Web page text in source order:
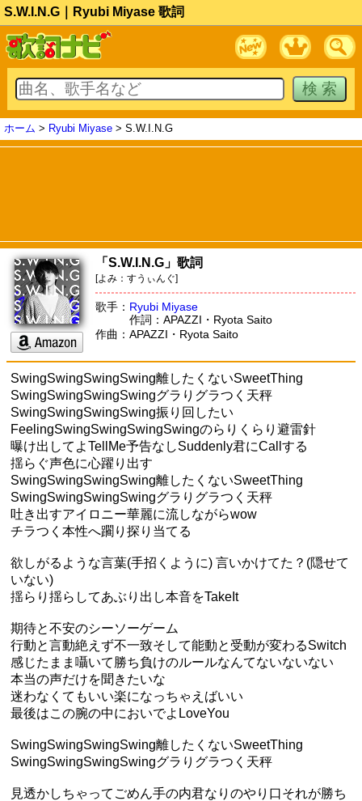
S.W.I.N.G｜Ryubi Miyase 歌詞
ホーム > Ryubi Miyase > S.W.I.N.G
「S.W.I.N.G」歌詞
[よみ：すうぃんぐ]
歌手： Ryubi Miyase
作詞：APAZZI・Ryota Saito
作曲：APAZZI・Ryota Saito
SwingSwingSwingSwing離したくないSweetThing
SwingSwingSwingSwingグラりグラつく天秤
SwingSwingSwingSwing振り回したい
FeelingSwingSwingSwingSwingのらりくらり避雷針
曝け出してよTellMe予告なしSuddenly君にCallする
揺らぐ声色に心躍り出す
SwingSwingSwingSwing離したくないSweetThing
SwingSwingSwingSwingグラりグラつく天秤
吐き出すアイロニー華麗に流しながらwow
チラつく本性へ躙り探り当てる
欲しがるような言葉(手招くように) 言いかけてた？(隠せて
いない)
揺らり揺らしてあぶり出し本音をTakeIt
期待と不安のシーソーゲーム
行動と言動絶えず不一致そして能動と受動が変わるSwitch
感じたまま囁いて勝ち負けのルールなんてないないない
本当の声だけを聞きたいな
迷わなくてもいい楽になっちゃえばいい
最後はこの腕の中においでよLoveYou
SwingSwingSwingSwing離したくないSweetThing
SwingSwingSwingSwingグラりグラつく天秤
見透かしちゃってごめん手の内君なりのやり口それが勝ち